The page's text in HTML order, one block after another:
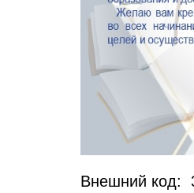
Внешний код: